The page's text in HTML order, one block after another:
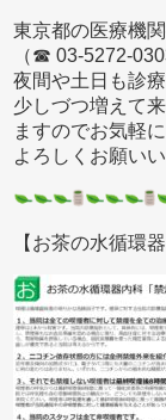
東京都の医療機
（☎ 03-5272-
夜間や土日も診
少しづつ増えて
ますのでお気軽
よろしくお願いい
【お茶の水循環